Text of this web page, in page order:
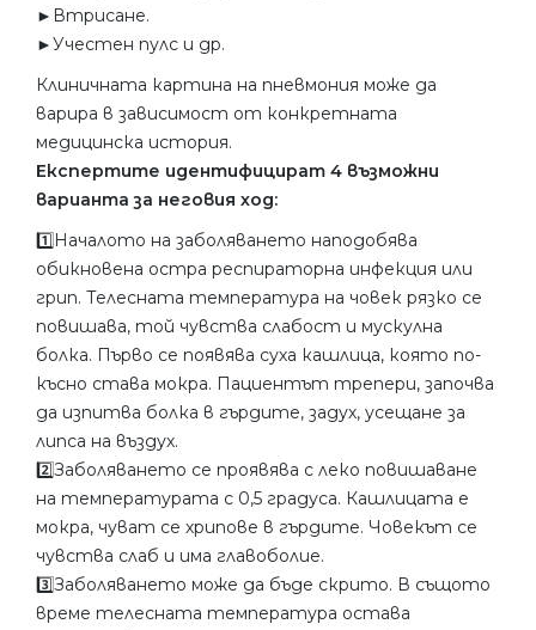
►Втрисане.
►Учестен пулс и др.
Клиничната картина на пневмония може да
варира в зависимост от конкретната
медицинска история.
Експертите идентифицират 4 възможни
варианта за неговия ход:
1️⃣Началото на заболяването наподобява
обикновена остра респираторна инфекция или
грип. Телесната температура на човек рязко се
повишава, той чувства слабост и мускулна
болка. Първо се появява суха кашлица, която по-
късно става мокра. Пациентът трепери, започва
да изпитва болка в гърдите, задух, усещане за
липса на въздух.
2️⃣Заболяването се проявява с леко повишаване
на температурата с 0,5 градуса. Кашлицата е
мокра, чуват се хрипове в гърдите. Човекът се
чувства слаб и има главоболие.
3️⃣Заболяването може да бъде скрито. В същото
време телесната температура остава